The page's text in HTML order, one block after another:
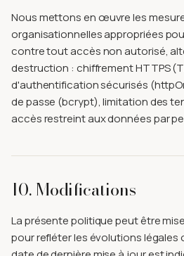
Nous mettons en œuvre les
organisationnelles appropriées
contre tout accès non autorisé,
destruction : chiffrement HTTPS
d'authentification sécurisés
de passe (bcrypt), limitation des
accès restreint aux données par
10. Modifications
La présente politique peut être
pour refléter les évolutions légales